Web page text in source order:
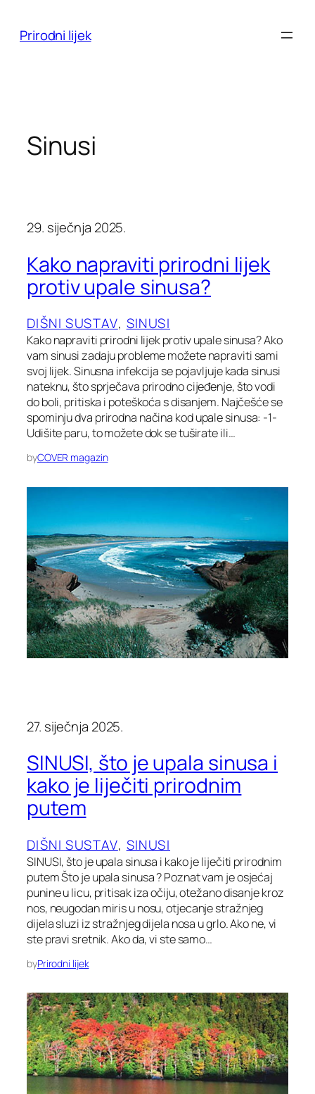
Prirodni lijek
Sinusi
29. siječnja 2025.
Kako napraviti prirodni lijek
protiv upale sinusa?
DIŠNI SUSTAV, SINUSI
Kako napraviti prirodni lijek protiv upale sinusa? Ako
vam sinusi zadaju probleme možete napraviti sami
svoj lijek. Sinusna infekcija se pojavljuje kada sinusi
nateknu, što sprječava prirodno cijeđenje, što vodi
do boli, pritiska i poteškoća s disanjem. Najčešće se
spominju dva prirodna načina kod upale sinusa: -1-
Udišite paru, to možete dok se tuširate ili…
byCOVER magazin
27. siječnja 2025.
SINUSI, što je upala sinusa i
kako je liječiti prirodnim
putem
DIŠNI SUSTAV, SINUSI
SINUSI, što je upala sinusa i kako je liječiti prirodnim
putem Što je upala sinusa ? Poznat vam je osjećaj
punine u licu, pritisak iza očiju, otežano disanje kroz
nos, neugodan miris u nosu, otjecanje stražnjeg
dijela sluzi iz stražnjeg dijela nosa u grlo. Ako ne, vi
ste pravi sretnik. Ako da, vi ste samo…
byPrirodni lijek